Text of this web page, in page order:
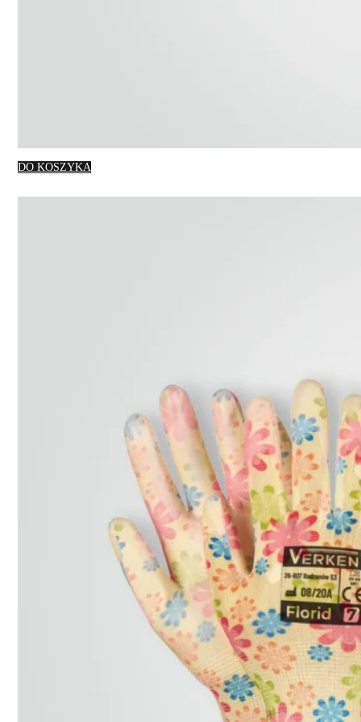
DO KOSZYKA